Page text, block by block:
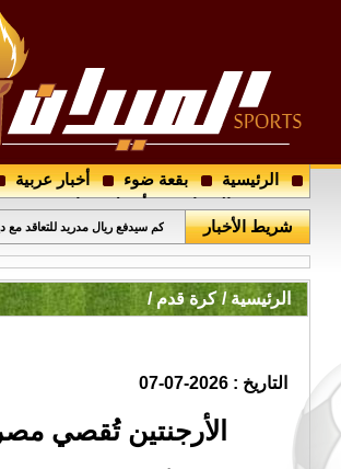
الرئيسية بقعة ضوء أخبار عربية
مجتمع الميدان
أرسل خبرا
شريط الأخبار
اتحاد الكرة يُجري قرعة دوري
اجتماع يضم إدارة الوحدات ورجال
الرئيسية / كرة قدم /
التاريخ : 2026-07-07
الأرجنتين تُقصي مصر